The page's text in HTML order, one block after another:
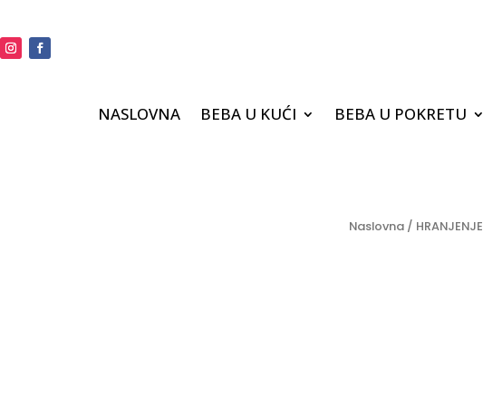
NASLOVNA BEBA U KUĆI BEBA U POKRETU
Naslovna/ HRANJENJE